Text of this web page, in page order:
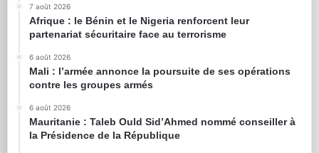
7 août 2026
Afrique : le Bénin et le Nigeria renforcent leur
partenariat sécuritaire face au terrorisme
6 août 2026
Mali : l’armée annonce la poursuite de ses opérations
contre les groupes armés
6 août 2026
Mauritanie : Taleb Ould Sid’Ahmed nommé conseiller à
la Présidence de la République